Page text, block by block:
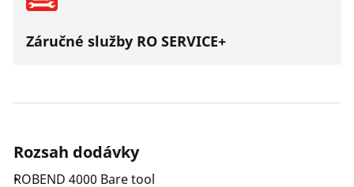
Záručné služby RO SERVICE+
Rozsah dodávky
ROBEND 4000 Bare tool